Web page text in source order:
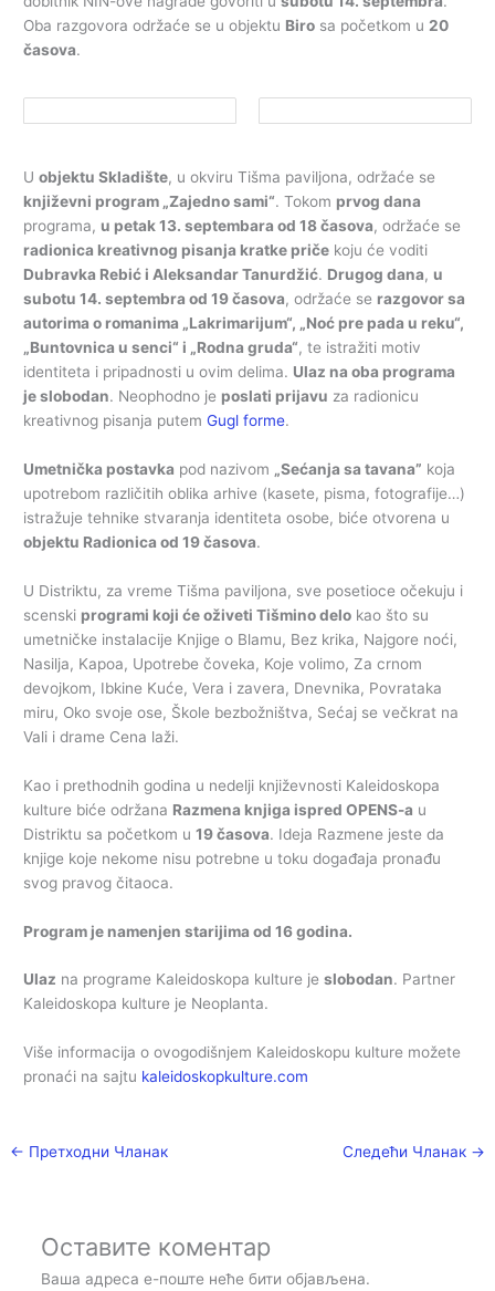
Oba razgovora održaće se u objektu Biro sa početkom u 20
časova.
Uobjektu Skladište, u okviru Tišma paviljona, održaće se
književni program „Zajedno sami“. Tokom prvog dana
programa, u petak 13. septembara od 18 časova, održaće se
radionica kreativnog pisanja kratke priče koju će voditi
Dubravka Rebić i Aleksandar Tanurdžić. Drugog dana, u
subotu 14. septembra od 19 časova, održaće se razgovor sa
autorima o romanima „Lakrimarijum“, „Noć pre pada u reku“,
„Buntovnica u senci“ i „Rodna gruda“, te istražiti motiv
identiteta i pripadnosti u ovim delima. Ulaz na oba programa
je slobodan. Neophodno je poslati prijavu za radionicu
kreativnog pisanja putemGugl forme.
Umetnička postavka pod nazivom „Sećanja sa tavana” koja
upotrebom različitih oblika arhive (kasete, pisma, fotografije…)
istražuje tehnike stvaranja identiteta osobe, biće otvorena u
objektu Radionica od 19 časova.
U Distriktu, za vreme Tišma paviljona, sve posetioce očekuju i
scenski programi koji će oživeti Tišmino delo kao što su
umetničke instalacije Knjige o Blamu, Bez krika, Najgore noći,
Nasilja, Kapoa, Upotrebe čoveka, Koje volimo, Za crnom
devojkom, Ibkine Kuće, Vera i zavera, Dnevnika, Povrataka
miru, Oko svoje ose, Škole bezbožništva, Sećaj se večkrat na
Vali i drame Cena laži.
Kao i prethodnih godina u nedelji književnosti Kaleidoskopa
kulture biće održana Razmena knjiga ispred OPENS-a u
Distriktu sa početkom u19 časova. Ideja Razmene jeste da
knjige koje nekome nisu potrebne u toku događaja pronađu
svog pravog čitaoca.
Program je namenjen starijima od 16 godina.
Ulaz na programe Kaleidoskopa kulture jeslobodan. Partner
Kaleidoskopa kulture je Neoplanta.
Više informacija o ovogodišnjem Kaleidoskopu kulture možete
pronaći na sajtu kaleidoskopkulture.com
← Претходни Чланак Следећи Чланак →
Оставите коментар
Ваша адреса е-поште неће бити објављена.